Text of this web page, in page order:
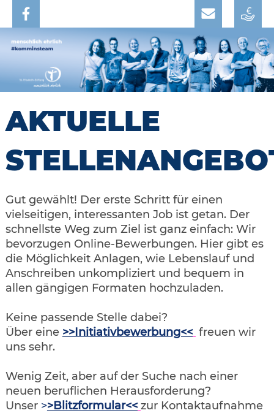
AKTUELLE
Gut gewählt! Der erste Schritt für einen
vielseitigen, interessanten Job ist getan. Der
schnellste Weg zum Ziel ist ganz einfach: Wir
bevorzugen Online-Bewerbungen. Hier gibt es
die Möglichkeit Anlagen, wie Lebenslauf und
Anschreiben unkompliziert und bequem in
allen gängigen Formaten hochzuladen.
Keine passende Stelle dabei?
Über eine >>Initiativbewerbung<< freuen wir
uns sehr.
Wenig Zeit, aber auf der Suche nach einer
neuen beruflichen Herausforderung?
Unser >>Blitzformular<< zur Kontaktaufnahme